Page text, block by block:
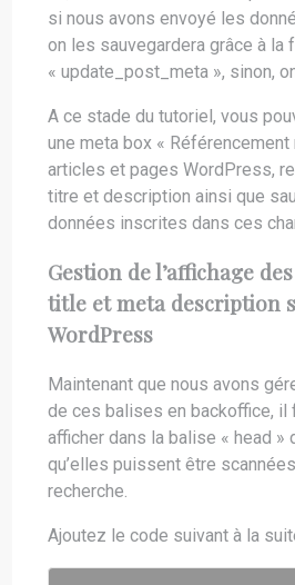
si nous avons envoyé les
on les sauvegardera grâce à la
« update_post_meta », sinon,
A ce stade du tutoriel, vous
une meta box «
articles et pages WordPress,
titre et description ainsi que
données inscrites dans ces
Gestion de l’affichage
title et meta description
WordPress
Maintenant que nous avons
de ces balises en backoffice, il
afficher dans la balise « head »
qu’elles puissent être
recherche.
Ajoutez le code suivant à la